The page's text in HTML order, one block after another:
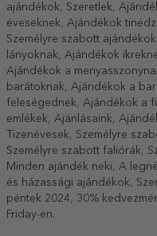
ajándékok
Szeretlek
éveseknek
Ajándékok
Személyre szabott
lányoknak
Ajándékok
Ajándékok a
barátoknak
Ajándékok a
feleségednek
Ajándékok a
emlékek
Ajánlásaink
Tizenévesek
Személyre
Személyre szabott faliórák
Minden ajándék neki
A
és házassági ajándékok
péntek 2024
30%
Friday-en.